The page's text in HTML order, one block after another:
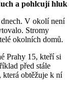
a pohlcují hluk
V okolí není
Stromy
okolních domů.
Prahy 15, kteří si
před stále
která obtěžuje k ní